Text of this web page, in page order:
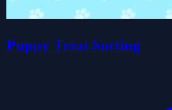
Puppy Treat Sorting